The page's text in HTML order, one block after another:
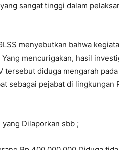
sangat tinggi dalam
menyebutkan bahwa
mencurigakan, hasil
diduga mengarah
sebagai pejabat di lingkungan
Dilaporkan sbb ;